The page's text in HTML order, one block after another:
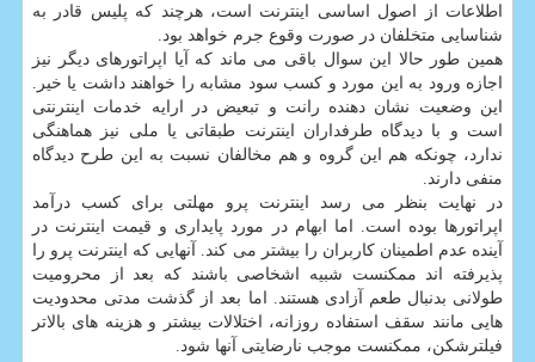
اطلاعات از اصول اساسی اینترنت است، هرچند که پلیس قادر به
شناسایی متخلفان در صورت وقوع جرم خواهد بود.
همین طور حالا این سوال باقی می ماند که آیا اپراتورهای دیگر نیز
اجازه ورود به این مورد و کسب سود مشابه را خواهند داشت یا خیر.
این وضعیت نشان دهنده رانت و تبعیض در ارایه خدمات اینترنتی
است و با دیدگاه طرفداران اینترنت طبقاتی یا ملی نیز هماهنگی
ندارد، چونکه هم این گروه و هم مخالفان نسبت به این طرح دیدگاه
منفی دارند.
در نهایت بنظر می رسد اینترنت پرو مهلتی برای کسب درآمد
اپراتورها بوده است. اما ابهام در مورد پایداری و قیمت اینترنت در
آینده عدم اطمینان کاربران را بیشتر می کند. آنهایی که اینترنت پرو را
پذیرفته اند ممکنست شبیه اشخاصی باشند که بعد از محرومیت
طولانی بدنبال طعم آزادی هستند. اما بعد از گذشت مدتی محدودیت
هایی مانند سقف استفاده روزانه، اختلالات بیشتر و هزینه های بالاتر
فیلترشکن، ممکنست موجب نارضایتی آنها شود.